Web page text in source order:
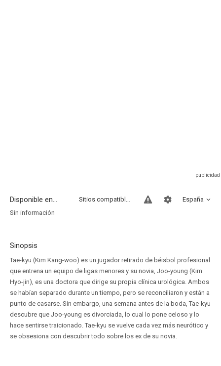
Disponible en... España
Sitios compatibles
Sin información
Sinopsis
Tae-kyu (Kim Kang-woo) es un jugador retirado de béisbol profesional
que entrena un equipo de ligas menores y su novia, Joo-young (Kim
Hyo-jin), es una doctora que dirige su propia clínica urológica. Ambos
se habían separado durante un tiempo, pero se reconciliaron y están a
punto de casarse. Sin embargo, una semana antes de la boda, Tae-kyu
descubre que Joo-young es divorciada, lo cual lo pone celoso y lo
hace sentirse traicionado. Tae-kyu se vuelve cada vez más neurótico y
se obsesiona con descubrir todo sobre los ex de su novia.